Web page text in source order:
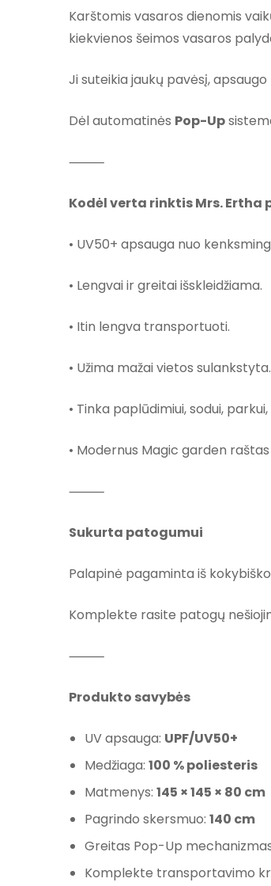
Karštomis vasaros dienomis
kiekvienos šeimos vasaros
Ji suteikia jaukų pavėsį,
Dėl automatinės Pop-Up
⸻
Kodėl verta rinktis Mrs.
• UV50+ apsauga nuo
• Lengvai ir greitai išskleidžiama.
• Itin lengva transportuoti.
• Užima mažai vietos sulankstyta.
• Tinka paplūdimiui, sodui,
• Modernus Magic garden
⸻
Sukurta patogumui
Palapinė pagaminta iš
Komplekte rasite patogų
⸻
Produkto savybės
UV apsauga: UPF/UV50+
Medžiaga: 100 % poliesteris
Matmenys: 145 × 145 × 80 cm
Pagrindo skersmuo: 140 cm
Greitas Pop-Up
Komplekte transportavimo